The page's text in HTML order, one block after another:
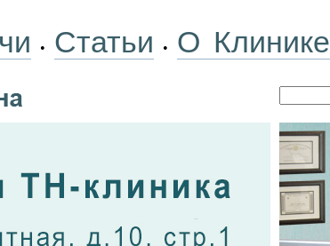
• Статьи • О Клинике